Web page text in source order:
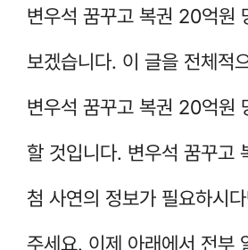
변우석 꿈꾸고 복권 20억원
보겠습니다. 이 글을 전체적
변우석 꿈꾸고 복권 20억원
할 것입니다. 변우석 꿈꾸고
첨 사연의 정보가 필요하시
주세요. 이제 아래에서 전부